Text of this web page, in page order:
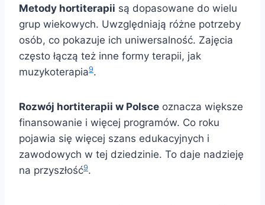
Metody hortiterapii są dopasowane do wielu
grup wiekowych. Uwzględniają różne potrzeby
osób, co pokazuje ich uniwersalność. Zajęcia
często łączą też inne formy terapii, jak
muzykoterapia9.
Rozwój hortiterapii w Polsce oznacza większe
finansowanie i więcej programów. Co roku
pojawia się więcej szans edukacyjnych i
zawodowych w tej dziedzinie. To daje nadzieję
na przyszłość9.